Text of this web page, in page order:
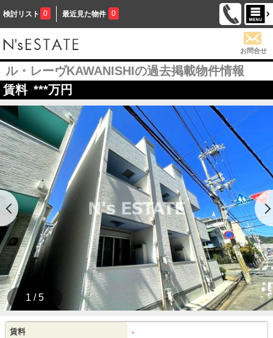
検討リスト 0 最近見た物件 0
お問合せ
ル・レーヴKAWANISHIの過去掲載物件情報
賃料 ***万円
1 / 5
賃料 -